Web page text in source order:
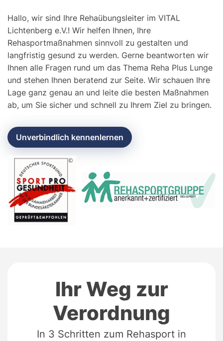
Hallo, wir sind Ihre Rehaübungsleiter im VITAL
Lichtenberg e.V.! Wir helfen Ihnen, Ihre
Rehasportmaßnahmen sinnvoll zu gestalten und
langfristig gesund zu werden. Gerne beantworten wir
Ihnen alle Fragen rund um das Thema Reha Plus Lunge
und stehen Ihnen beratend zur Seite. Wir schauen Ihre
Lage ganz genau an und leite die besten Maßnahmen
ab, um Sie sicher und schnell zu Ihrem Ziel zu bringen.
Unverbindlich kennenlernen
Ihr Weg zur
Verordnung
In 3 Schritten zum Rehasport in